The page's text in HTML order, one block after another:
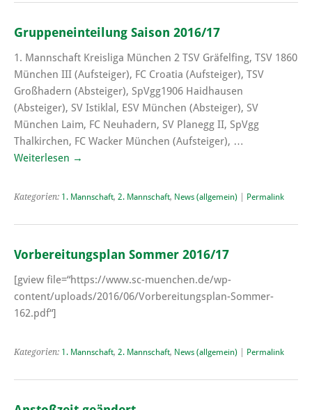
Gruppeneinteilung Saison 2016/17
1. Mannschaft Kreisliga München 2 TSV Gräfelfing, TSV 1860
München III (Aufsteiger), FC Croatia (Aufsteiger), TSV
Großhadern (Absteiger), SpVgg1906 Haidhausen
(Absteiger), SV Istiklal, ESV München (Absteiger), SV
München Laim, FC Neuhadern, SV Planegg II, SpVgg
Thalkirchen, FC Wacker München (Aufsteiger), …
Weiterlesen →
Kategorien: 1. Mannschaft, 2. Mannschaft, News (allgemein) Permalink
Vorbereitungsplan Sommer 2016/17
[gview file=“https://www.sc-muenchen.de/wp-
content/uploads/2016/06/Vorbereitungsplan-Sommer-
162.pdf“]
Kategorien: 1. Mannschaft, 2. Mannschaft, News (allgemein) Permalink